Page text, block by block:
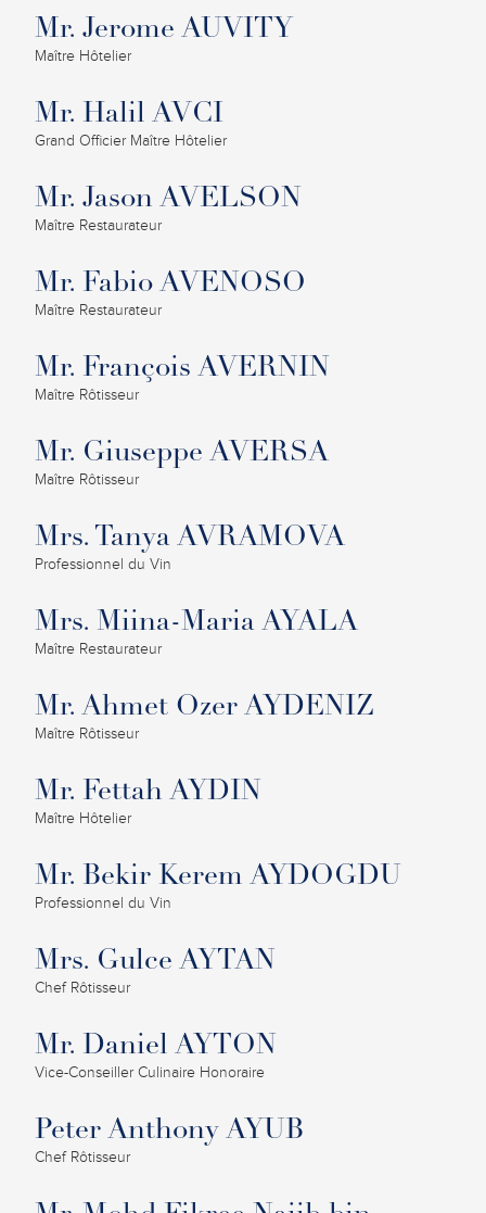
Mr. Jerome AUVITY
Maître Hôtelier
Mr. Halil AVCI
Grand Officier Maître Hôtelier
Mr. Jason AVELSON
Maître Restaurateur
Mr. Fabio AVENOSO
Maître Restaurateur
Mr. François AVERNIN
Maître Rôtisseur
Mr. Giuseppe AVERSA
Maître Rôtisseur
Mrs. Tanya AVRAMOVA
Professionnel du Vin
Mrs. Miina-Maria AYALA
Maître Restaurateur
Mr. Ahmet Ozer AYDENIZ
Maître Rôtisseur
Mr. Fettah AYDIN
Maître Hôtelier
Mr. Bekir Kerem AYDOGDU
Professionnel du Vin
Mrs. Gulce AYTAN
Chef Rôtisseur
Mr. Daniel AYTON
Vice-Conseiller Culinaire Honoraire
Peter Anthony AYUB
Chef Rôtisseur